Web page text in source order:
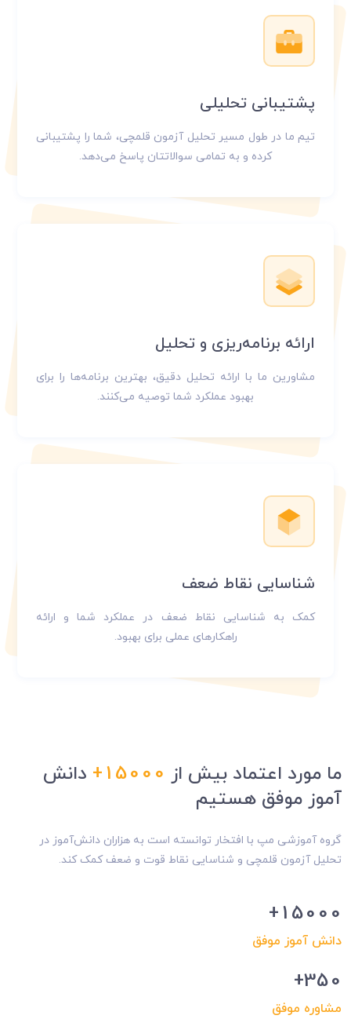
پشتیبانی تحلیلی
تیم ما در طول مسیر تحلیل آزمون قلمچی، شما را پشتیبانی
کرده و به تمامی سوالاتتان پاسخ می‌دهد.
ارائه برنامه‌ریزی و تحلیل
مشاورین ما با ارائه تحلیل دقیق، بهترین برنامه‌ها را برای
بهبود عملکرد شما توصیه می‌کنند.
شناسایی نقاط ضعف
کمک به شناسایی نقاط ضعف در عملکرد شما و ارائه
راهکارهای عملی برای بهبود.
ما مورد اعتماد بیش از 15000+ دانش
آموز موفق هستیم
گروه آموزشی مپ با افتخار توانسته است به هزاران دانش‌آموز در
تحلیل آزمون قلمچی و شناسایی نقاط قوت و ضعف کمک کند.
15000+
دانش آموز موفق
350+
مشاوره موفق